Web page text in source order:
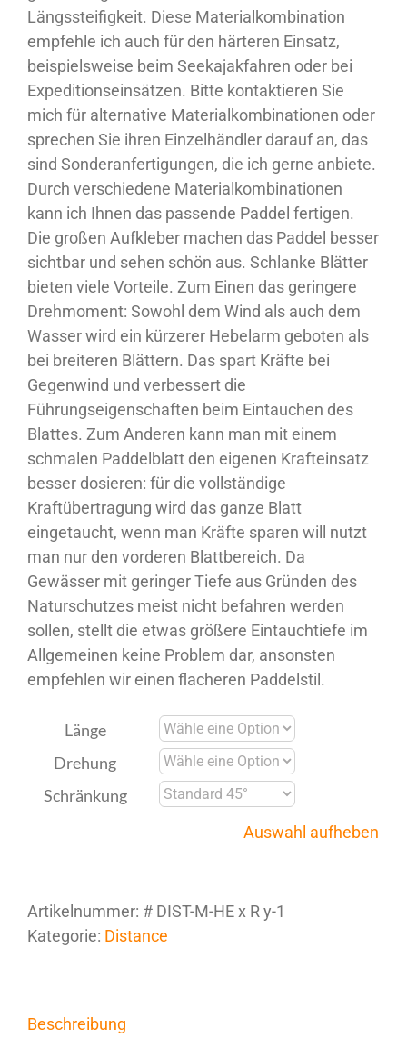
Längssteifigkeit. Diese Materialkombination
empfehle ich auch für den härteren Einsatz,
beispielsweise beim Seekajakfahren oder bei
Expeditionseinsätzen. Bitte kontaktieren Sie
mich für alternative Materialkombinationen oder
sprechen Sie ihren Einzelhändler darauf an, das
sind Sonderanfertigungen, die ich gerne anbiete.
Durch verschiedene Materialkombinationen
kann ich Ihnen das passende Paddel fertigen.
Die großen Aufkleber machen das Paddel besser
sichtbar und sehen schön aus. Schlanke Blätter
bieten viele Vorteile. Zum Einen das geringere
Drehmoment: Sowohl dem Wind als auch dem
Wasser wird ein kürzerer Hebelarm geboten als
bei breiteren Blättern. Das spart Kräfte bei
Gegenwind und verbessert die
Führungseigenschaften beim Eintauchen des
Blattes. Zum Anderen kann man mit einem
schmalen Paddelblatt den eigenen Krafteinsatz
besser dosieren: für die vollständige
Kraftübertragung wird das ganze Blatt
eingetaucht, wenn man Kräfte sparen will nutzt
man nur den vorderen Blattbereich. Da
Gewässer mit geringer Tiefe aus Gründen des
Naturschutzes meist nicht befahren werden
sollen, stellt die etwas größere Eintauchtiefe im
Allgemeinen keine Problem dar, ansonsten
empfehlen wir einen flacheren Paddelstil.
Länge
Drehung
Schränkung
Auswahl aufheben
Artikelnummer: # DIST-M-HE x R y-1
Kategorie: Distance
Beschreibung